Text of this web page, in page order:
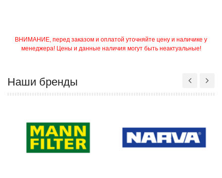
ВНИМАНИЕ, перед заказом и оплатой уточняйте цену и наличике у
менеджера! Цены и данные наличия могут быть неактуальные!
Наши бренды